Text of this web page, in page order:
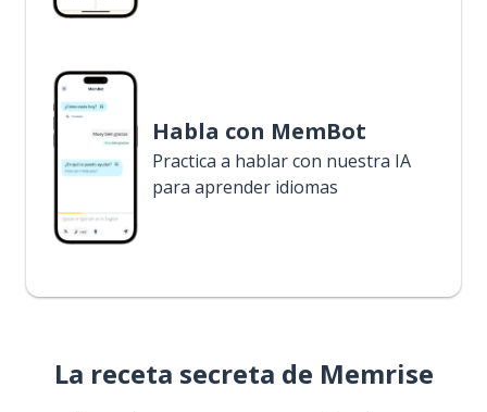
Habla con MemBot
Practica a hablar con nuestra IA
para aprender idiomas
La receta secreta de Memrise